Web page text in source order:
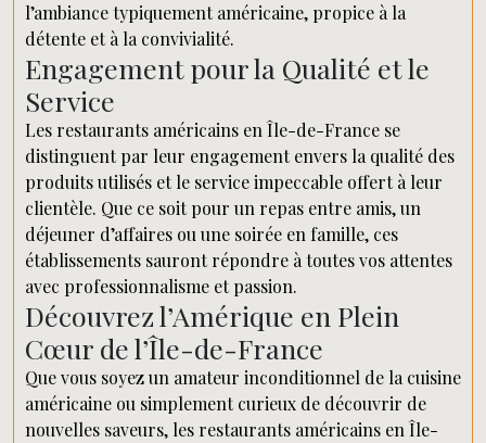
l’ambiance typiquement américaine, propice à la
détente et à la convivialité.
Engagement pour la Qualité et le
Service
Les restaurants américains en Île-de-France se
distinguent par leur engagement envers la qualité des
produits utilisés et le service impeccable offert à leur
clientèle. Que ce soit pour un repas entre amis, un
déjeuner d’affaires ou une soirée en famille, ces
établissements sauront répondre à toutes vos attentes
avec professionnalisme et passion.
Découvrez l’Amérique en Plein
Cœur de l’Île-de-France
Que vous soyez un amateur inconditionnel de la cuisine
américaine ou simplement curieux de découvrir de
nouvelles saveurs, les restaurants américains en Île-